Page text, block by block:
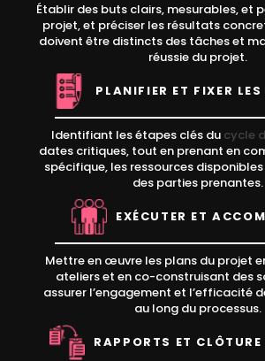
Établir des buts clairs, mesurables, et
projet, et préciser les résultats
doivent être distincts des tâches et
réussie du projet.
PLANIFIER ET FIXER
Identifiant les étapes clés du cycle
dates critiques, tout en prenant en
spécifique, les ressources
des parties prenantes.
EXÉCUTER ET
Mettre en œuvre les plans du projet
ateliers et en co-construisant des
assurer l’engagement et l’efficacité
au long du processus.
RAPPORTS ET